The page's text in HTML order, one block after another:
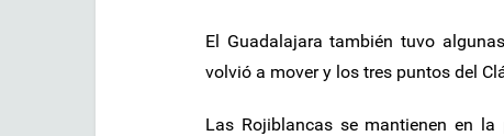
El Guadalajara también tuvo
volvió a mover y los tres puntos del
Las Rojiblancas se mantienen en